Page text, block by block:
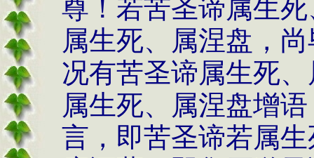
尊！若苦圣谛属生
属生死、属涅盘，
况有苦圣谛属生死
属生死、属涅盘增
言，即苦圣谛若属